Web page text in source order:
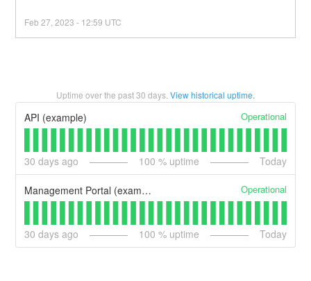
Feb27 ,2023 - 12:59 UTC
Uptime over the past30 days. View historical uptime.
API (example) Operational
30 days ago 100 % uptime Today
Management Portal (example) Operational
30 days ago 100 % uptime Today